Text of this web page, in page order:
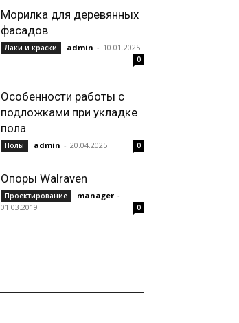
Морилка для деревянных
фасадов
Лаки и краски admin - 10.01.2025
0
Особенности работы с
подложками при укладке
пола
Полы admin - 20.04.2025 0
Опоры Walraven
Проектирование manager -
01.03.2019
0